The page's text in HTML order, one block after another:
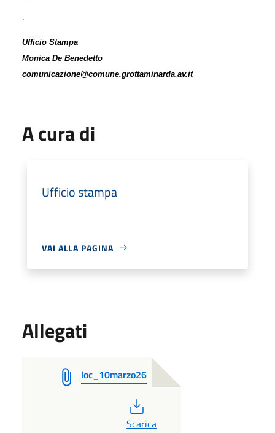
.
Ufficio Stampa
Monica De Benedetto
comunicazione@comune.grottaminarda.av.it
A cura di
Ufficio stampa
VAI ALLA PAGINA
Allegati
loc_10marzo26
PDF
Scarica